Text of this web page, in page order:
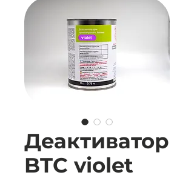
Деактиватор
BTC violet